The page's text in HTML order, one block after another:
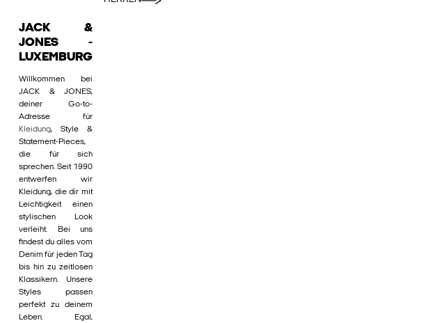
JACK &
JONES -
LUXEMBURG
Willkommen bei
JACK & JONES,
deiner Go-to-
Adresse für
Kleidung, Style &
Statement-Pieces,
die für sich
sprechen. Seit 1990
entwerfen wir
Kleidung, die dir mit
Leichtigkeit einen
stylischen Look
verleiht. Bei uns
findest du alles vom
Denim für jeden Tag
bis hin zu zeitlosen
Klassikern. Unsere
Styles passen
perfekt zu deinem
Leben. Egal,